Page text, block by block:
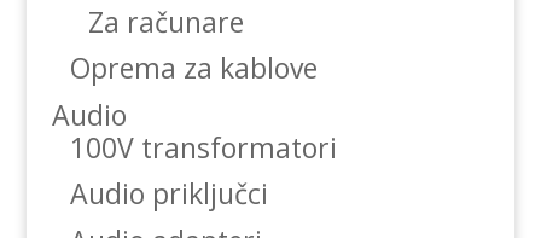
Za računare
Oprema za kablove
Audio
100V transformatori
Audio priključci